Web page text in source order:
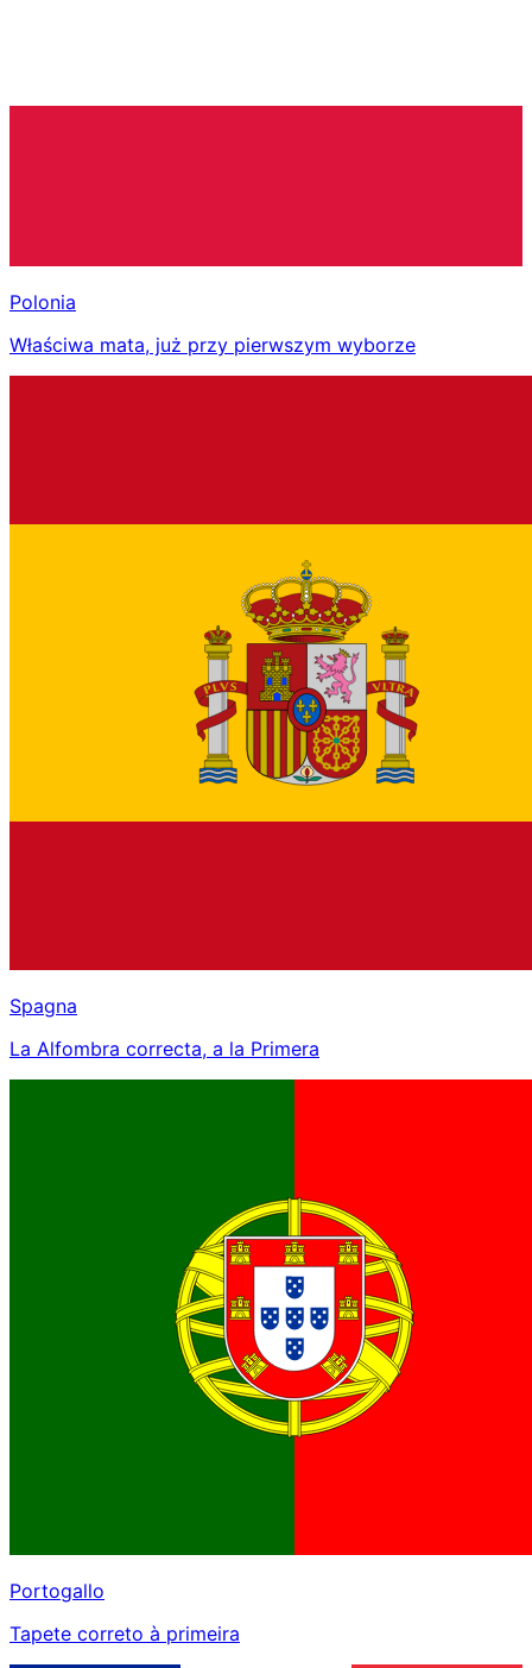
Polonia
Właściwa mata, już przy pierwszym wyborze
Spagna
La Alfombra correcta, a la Primera
Portogallo
Tapete correto à primeira